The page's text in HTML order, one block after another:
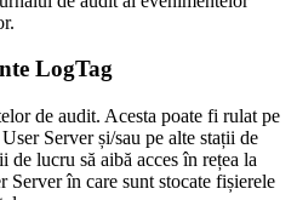
LogTag
de audit. Acesta poate fi rulat pe
Server și/sau pe alte stații de
de lucru să aibă acces în rețea la
Server în care sunt stocate fișierele